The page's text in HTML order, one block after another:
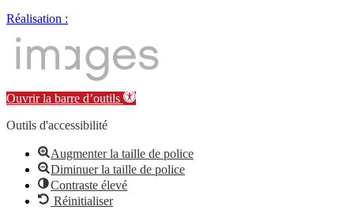
Réalisation :
Ouvrir la barre d’outils
Outils d'accessibilité
Augmenter la taille de police
Diminuer la taille de police
Contraste élevé
Réinitialiser